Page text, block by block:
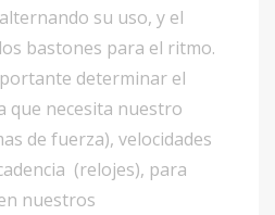
su uso, y el
bastones para el ritmo.
determinar el
que necesita nuestro
de fuerza), velocidades
(relojes), para
nuestros